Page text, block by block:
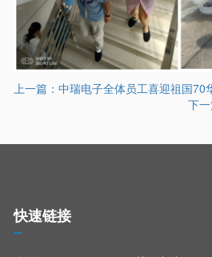
上一篇：中瑞电子全体员工喜迎祖国70
下一
快速链接